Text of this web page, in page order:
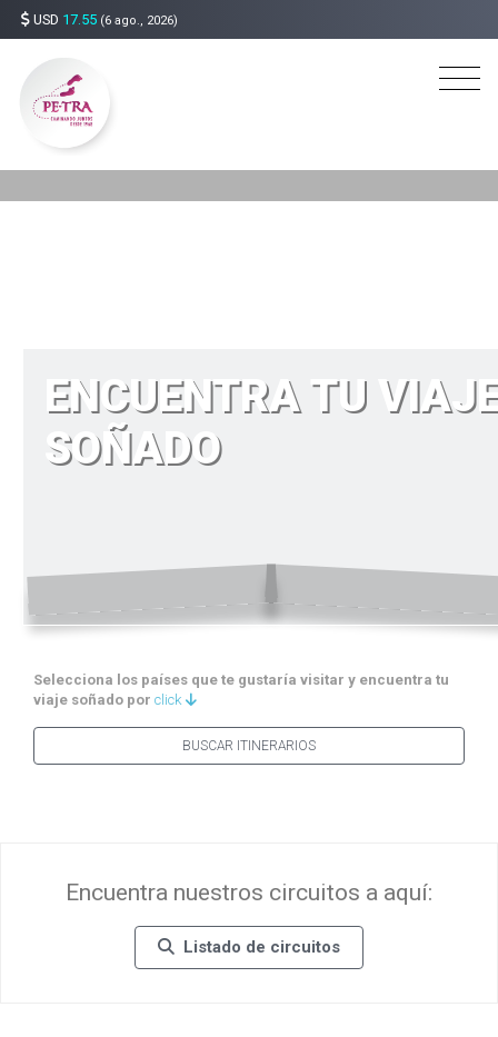
USD 17.55 (6 ago., 2026)
ENCUENTRA TU
SOÑADO
Selecciona los países que te gustaría visitar y encuentra tu
viaje soñado por click
BUSCAR ITINERARIOS
Encuentra nuestros circuitos a aquí:
Listado de circuitos